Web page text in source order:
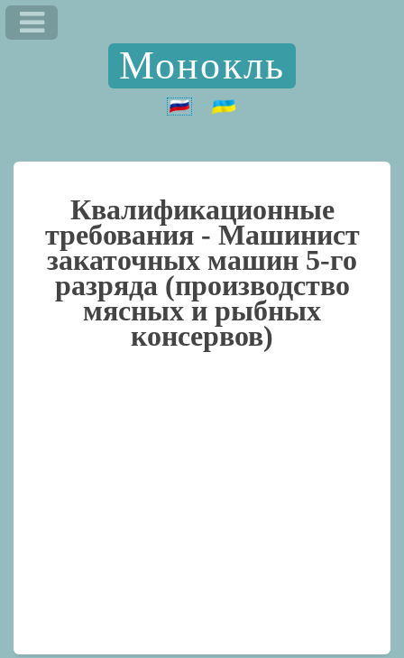
Монокль
Квалификационные
требования - Машинист
закаточных машин 5-го
разряда (производство
мясных и рыбных
консервов)